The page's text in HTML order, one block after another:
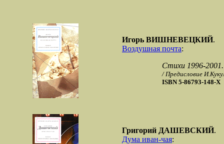
Игорь ВИШНЕВЕЦКИЙ.
Воздушная почта:
Стихи 1996-2001.
/ Предисловие
ISBN 5-86793-148-X
Григорий ДАШЕВСКИЙ.
Дума иван-чая: